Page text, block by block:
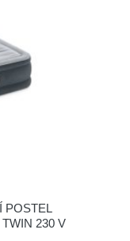
POSTEL
230 V